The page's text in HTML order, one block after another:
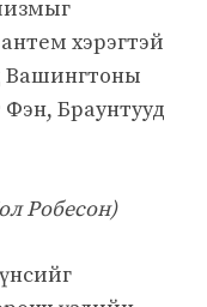
хэрэгтэй
Вашингтоны
Браунтууд
Робесон)